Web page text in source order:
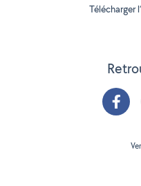
Télécharger